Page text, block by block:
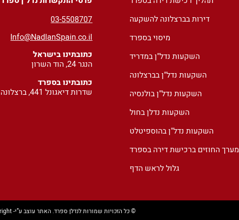
03-5508707
Info@NadlanSpain.co.il
כתובתינו בישראל
הנגר 24, הוד השרון
כתובתינו בספרד
שדרות דיאגונל 441, ברצלונה
דירות בברצלונה להשקעה
מיסוי בספרד
השקעות נדל"ן במדריד
השקעות נדל"ן בברצלונה
השקעות נדל"ן בולנסיה
השקעות נדלן בחול
השקעות נדל"ן בהוספיטלט
מערך החוזים ברכישת דירה בספרד
גלול לראש הדף
© כל הזכויות שמורות לנדלן ספרד. האתר עוצב ע”י- Bright